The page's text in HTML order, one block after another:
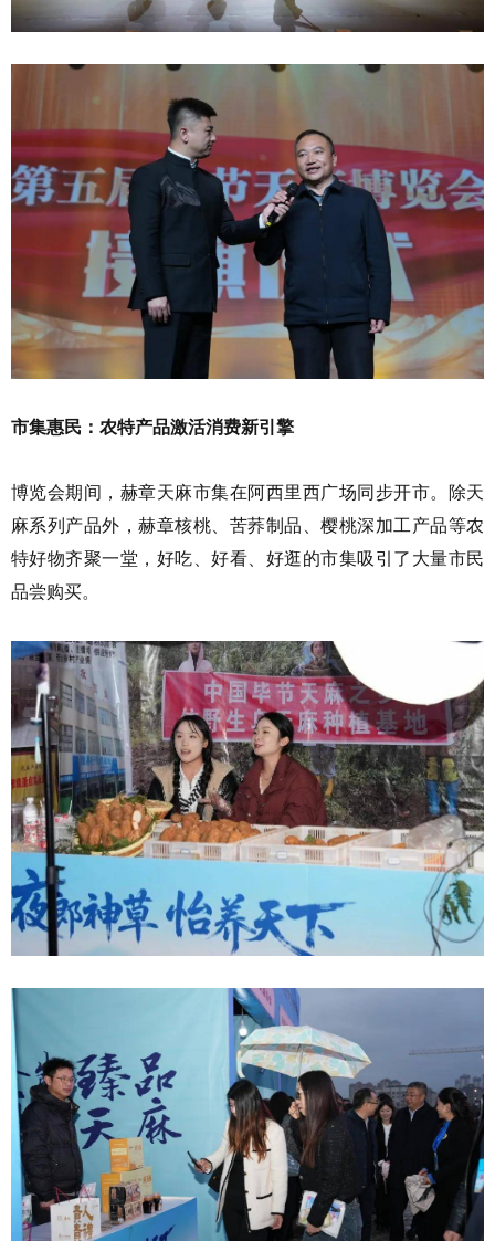
市集惠民：农特产品激活消费新引擎
博览会期间，赫章天麻市集在阿西里西广场同步开市。除天
麻系列产品外，赫章核桃、苦荞制品、樱桃深加工产品等农
特好物齐聚一堂，好吃、好看、好逛的市集吸引了大量市民
品尝购买。